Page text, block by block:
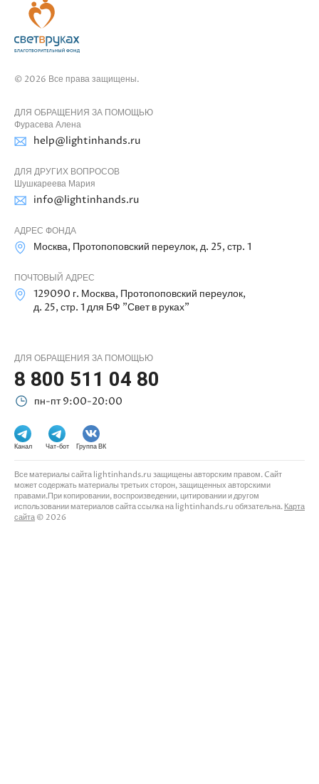
© 2026 Все права защищены.
ДЛЯ ОБРАЩЕНИЯ ЗА ПОМОЩЬЮ
Фурасева Алена
help@lightinhands.ru
ДЛЯ ДРУГИХ ВОПРОСОВ
Шушкареева Мария
info@lightinhands.ru
АДРЕС ФОНДА
Москва, Протопоповский переулок, д. 25, стр. 1
ПОЧТОВЫЙ АДРЕС
129090 г. Москва, Протопоповский переулок,
д. 25, стр. 1 для БФ "Свет в руках"
ДЛЯ ОБРАЩЕНИЯ ЗА ПОМОЩЬЮ
8 800 511 04 80
пн-пт 9:00-20:00
Канал Чат-бот Группа ВК
Все материалы сайта lightinhands.ru защищены авторским правом. Cайт
может содержать материалы третьих сторон, защищенных авторскими
правами.При копировании, воспроизведении, цитировании и другом
использовании материалов сайта ссылка на lightinhands.ru обязательна. Карта
сайта © 2026